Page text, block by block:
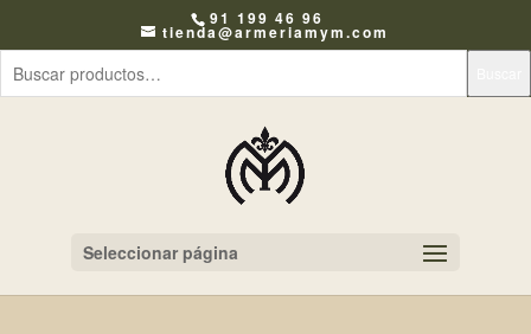
91 199 46 96
tienda@armeriamym.com
Seleccionar página